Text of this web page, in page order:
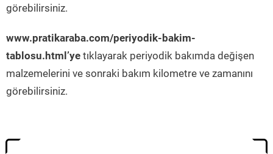
görebilirsiniz.
www.pratikaraba.com/periyodik-bakim-
tablosu.html’ye tıklayarak periyodik bakımda değişen
malzemelerini ve sonraki bakım kilometre ve zamanını
görebilirsiniz.